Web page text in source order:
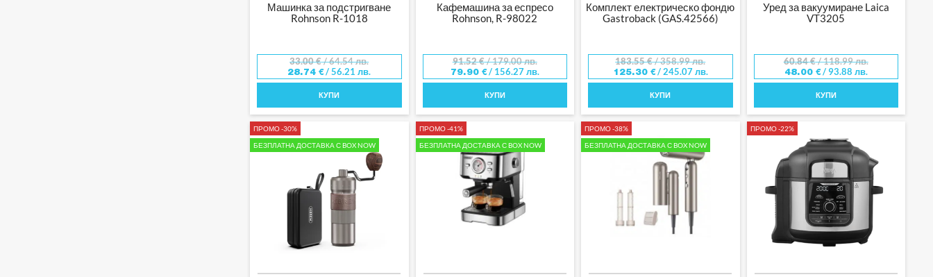
Машинка за подстригване
Rohnson R-1018
33.00€/ 64.54 лв.
28.74€/ 56.21 лв.
КУПИ
Кафемашина за еспресо
Rohnson, R-98022
91.52€/ 179.00 лв.
79.90 €/ 156.27 лв.
КУПИ
Комплект електрическо фондю
Gastroback (GAS.42566)
183.55€/ 358.99 лв.
125.30 €/ 245.07 лв.
КУПИ
Уред за вакуумиране Laica
VT3205
60.84€/ 118.99 лв.
48.00 €/ 93.88 лв.
КУПИ
ПРОМО -30%
БЕЗПЛАТНА ДОСТАВКА С BOX NOW
ПРОМО -41%
БЕЗПЛАТНА ДОСТАВКА С BOX NOW
ПРОМО -38%
БЕЗПЛАТНА ДОСТАВКА С BOX NOW
ПРОМО -22%